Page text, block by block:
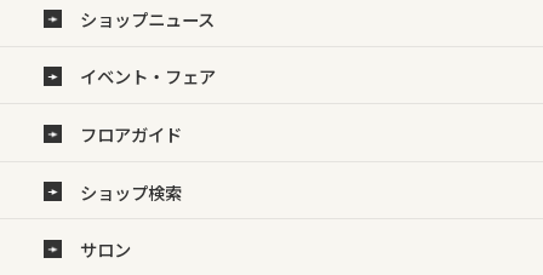
ショップニュース
イベント・フェア
フロアガイド
ショップ検索
サロン